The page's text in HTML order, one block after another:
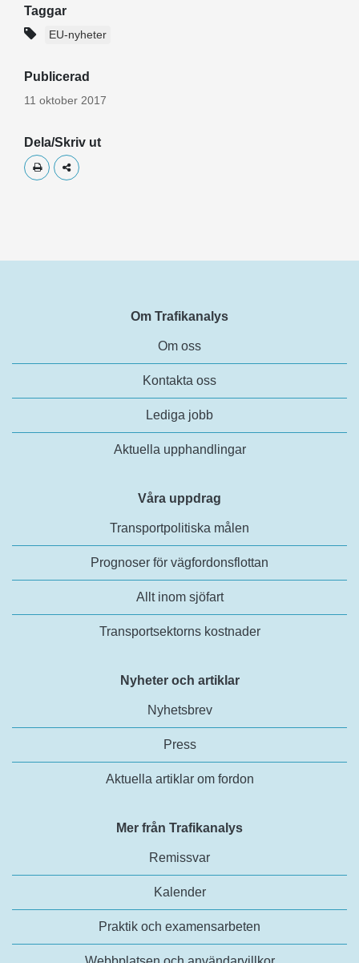
Taggar
EU-nyheter
Publicerad
11 oktober 2017
Dela/Skriv ut
Skriv utDela
Om Trafikanalys
Om oss
Kontakta oss
Lediga jobb
Aktuella upphandlingar
Våra uppdrag
Transportpolitiska målen
Prognoser för vägfordonsflottan
Allt inom sjöfart
Transportsektorns kostnader
Nyheter och artiklar
Nyhetsbrev
Press
Aktuella artiklar om fordon
Mer från Trafikanalys
Remissvar
Kalender
Praktik och examensarbeten